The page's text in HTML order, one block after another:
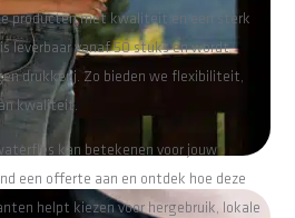
producten met kwaliteit en een sterk
leverbaar vanaf 50 stuks en wordt
drukkerij. Zo bieden we flexibiliteit,
kwaliteit.
kan betekenen voor jouw
een offerte aan en ontdek hoe deze
helpt kiezen voor hergebruik, lokale